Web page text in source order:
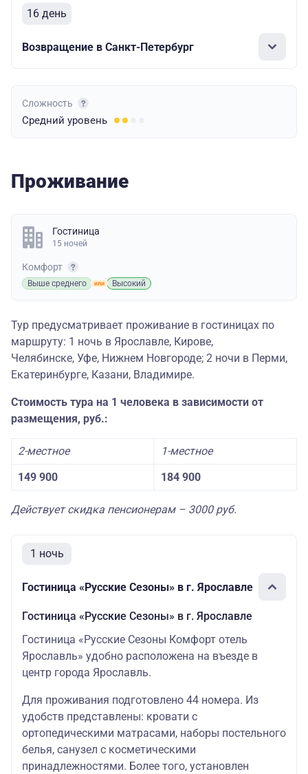
16 день
Возвращение в Санкт-Петербург
Сложность
Средний уровень
Проживание
Гостиница
15 ночей
Комфорт
Выше среднего Высокий
Тур предусматривает проживание в гостиницах по
маршруту: 1 ночь в Ярославле, Кирове,
Челябинске, Уфе, Нижнем Новгороде; 2 ночи в Перми,
Екатеринбурге, Казани, Владимире.
Стоимость тура на 1 человека в зависимости от
размещения, руб.:
2-местное
1-местное
149 900
184 900
Действует скидка пенсионерам – 3000 руб.
1 ночь
Гостиница «Русские Сезоны» в г. Ярославле
Гостиница «Русские Сезоны» в г. Ярославле
Гостиница «Русские Сезоны Комфорт отель
Ярославль» удобно расположена на въезде в
центр города Ярославль.
Для проживания подготовлено 44 номера. Из
удобств представлены: кровати с
ортопедическими матрасами, наборы постельного
белья, санузел с косметическими
принадлежностями. Более того, установлен